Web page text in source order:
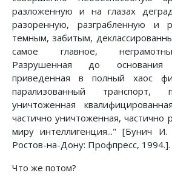
разложенную и на глазах
разоренную, разграбленную и
темным, забитым,
самое главное,
Разрушенная до основания
приведенная в полный хаос
парализованный транспорт,
уничтоженная
частично уничтоженная, частично
миру интеллигенция..." [Бунич
Ростов-на-Дону: Профпресс, 1994.].
Что же потом?